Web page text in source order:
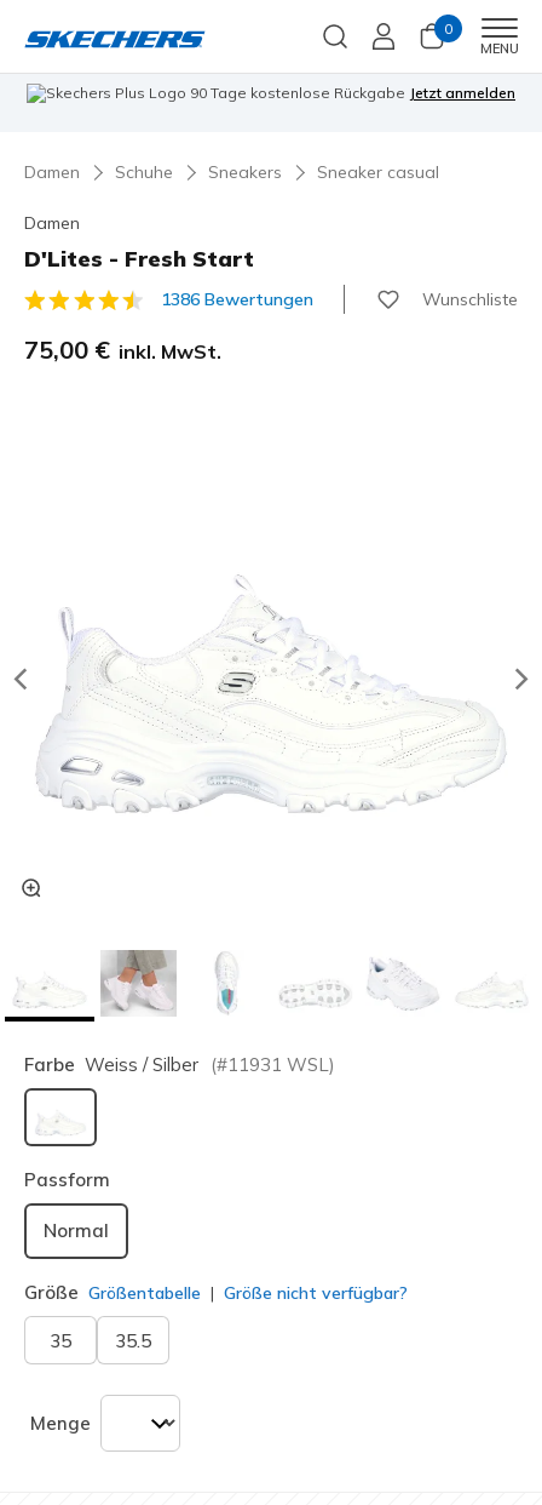
0
MENU
90 Tage kostenlose Rückgabe Jetzt anmelden
Damen Schuhe Sneakers Sneaker casual
Damen
D'Lites - Fresh Start
5 von 5 Kundenbewertungen
1386 Bewertungen Wunschliste
75,00 € inkl. MwSt.
Farbe Weiss / Silber (#11931 WSL)
ausgewählt
Passform
Normal
Größe Größentabelle Größe nicht verfügbar?
35 35.5
Menge